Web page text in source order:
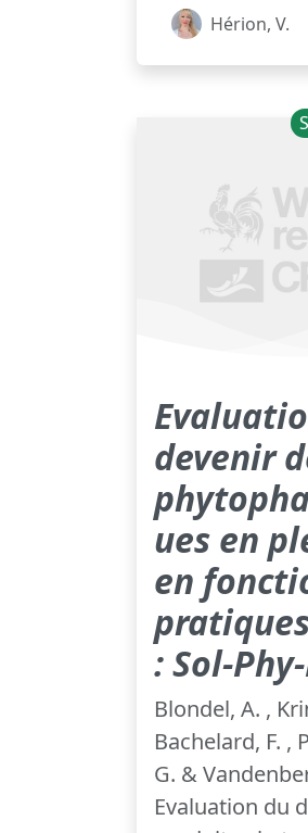
Hérion, V.
devenir
ues en
en
: Sol-
Blondel, A. ,
Bachelard, F. ,
G. &
Evaluation du